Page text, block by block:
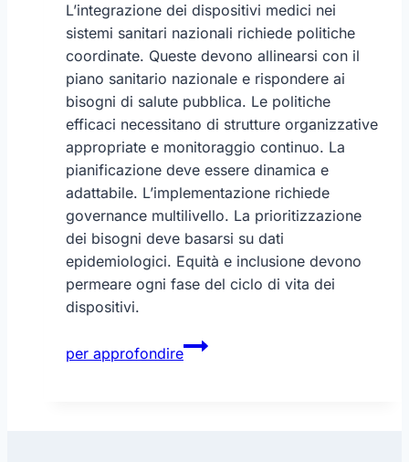
L’integrazione dei dispositivi medici nei
sistemi sanitari nazionali richiede politiche
coordinate. Queste devono allinearsi con il
piano sanitario nazionale e rispondere ai
bisogni di salute pubblica. Le politiche
efficaci necessitano di strutture organizzative
appropriate e monitoraggio continuo. La
pianificazione deve essere dinamica e
adattabile. L’implementazione richiede
governance multilivello. La prioritizzazione
dei bisogni deve basarsi su dati
epidemiologici. Equità e inclusione devono
permeare ogni fase del ciclo di vita dei
dispositivi.
per approfondire
Integrazione
dispositivi